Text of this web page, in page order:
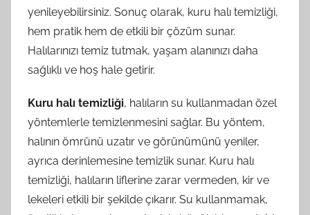
yenileyebilirsiniz. Sonuç olarak, kuru halı temizliği,
hem pratik hem de etkili bir çözüm sunar.
Halılarınızı temiz tutmak, yaşam alanınızı daha
sağlıklı ve hoş hale getirir.
Kuru halı temizliği, halıların su kullanmadan özel
yöntemlerle temizlenmesini sağlar. Bu yöntem,
halının ömrünü uzatır ve görünümünü yeniler,
ayrıca derinlemesine temizlik sunar. Kuru halı
temizliği, halıların liflerine zarar vermeden, kir ve
lekeleri etkili bir şekilde çıkarır. Su kullanmamak,